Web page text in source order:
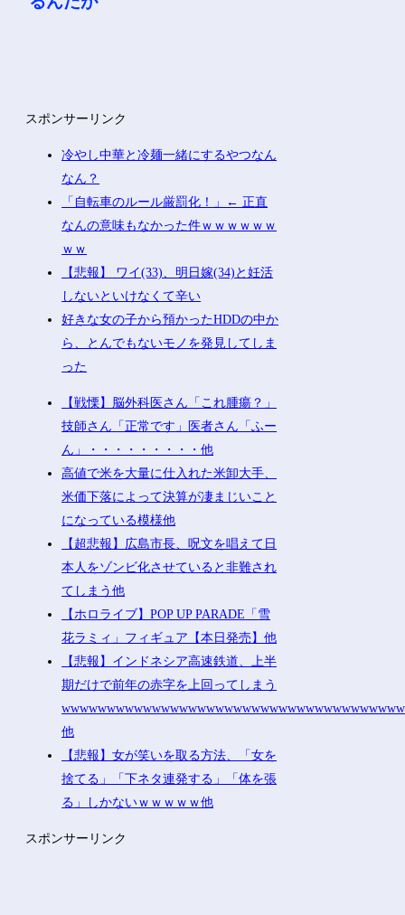
スポンサーリンク
冷やし中華と冷麺一緒にするやつなん
なん？
「自転車のルール厳罰化！」← 正直
なんの意味もなかった件ｗｗｗｗｗｗ
ｗｗ
【悲報】 ワイ(33)、明日嫁(34)と妊活
しないといけなくて辛い
好きな女の子から預かったHDDの中か
ら、とんでもないモノを発見してしま
った
【戦慄】脳外科医さん「これ腫瘍？」
技師さん「正常です」医者さん「ふー
ん」・・・・・・・・・他
高値で米を大量に仕入れた米卸大手、
米価下落によって決算が凄まじいこと
になっている模様他
【超悲報】広島市長、呪文を唱えて日
本人をゾンビ化させていると非難され
てしまう他
【ホロライブ】POP UP PARADE「雪
花ラミィ」フィギュア【本日発売】他
【悲報】インドネシア高速鉄道、上半
期だけで前年の赤字を上回ってしまう
他
【悲報】女が笑いを取る方法、「女を
捨てる」「下ネタ連発する」「体を張
る」しかないｗｗｗｗｗ他
スポンサーリンク